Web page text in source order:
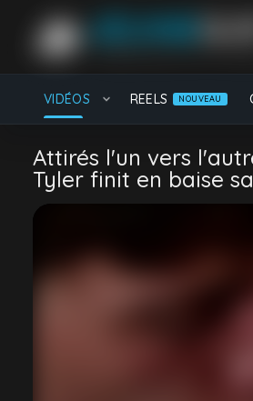
VIDÉOS REELS NOUVEAU
Français femboy Daddy
rebeu
CATÉGORIES
Attirés l'un vers
Tyler finit en baise